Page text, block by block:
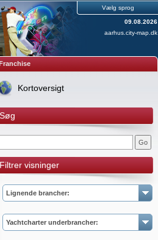
Vælg sprog
09.08.2026
aarhus.city-map.dk
Kortoversigt
Søg
Filtrer visninger
Lignende brancher:
Yachtcharter underbrancher: